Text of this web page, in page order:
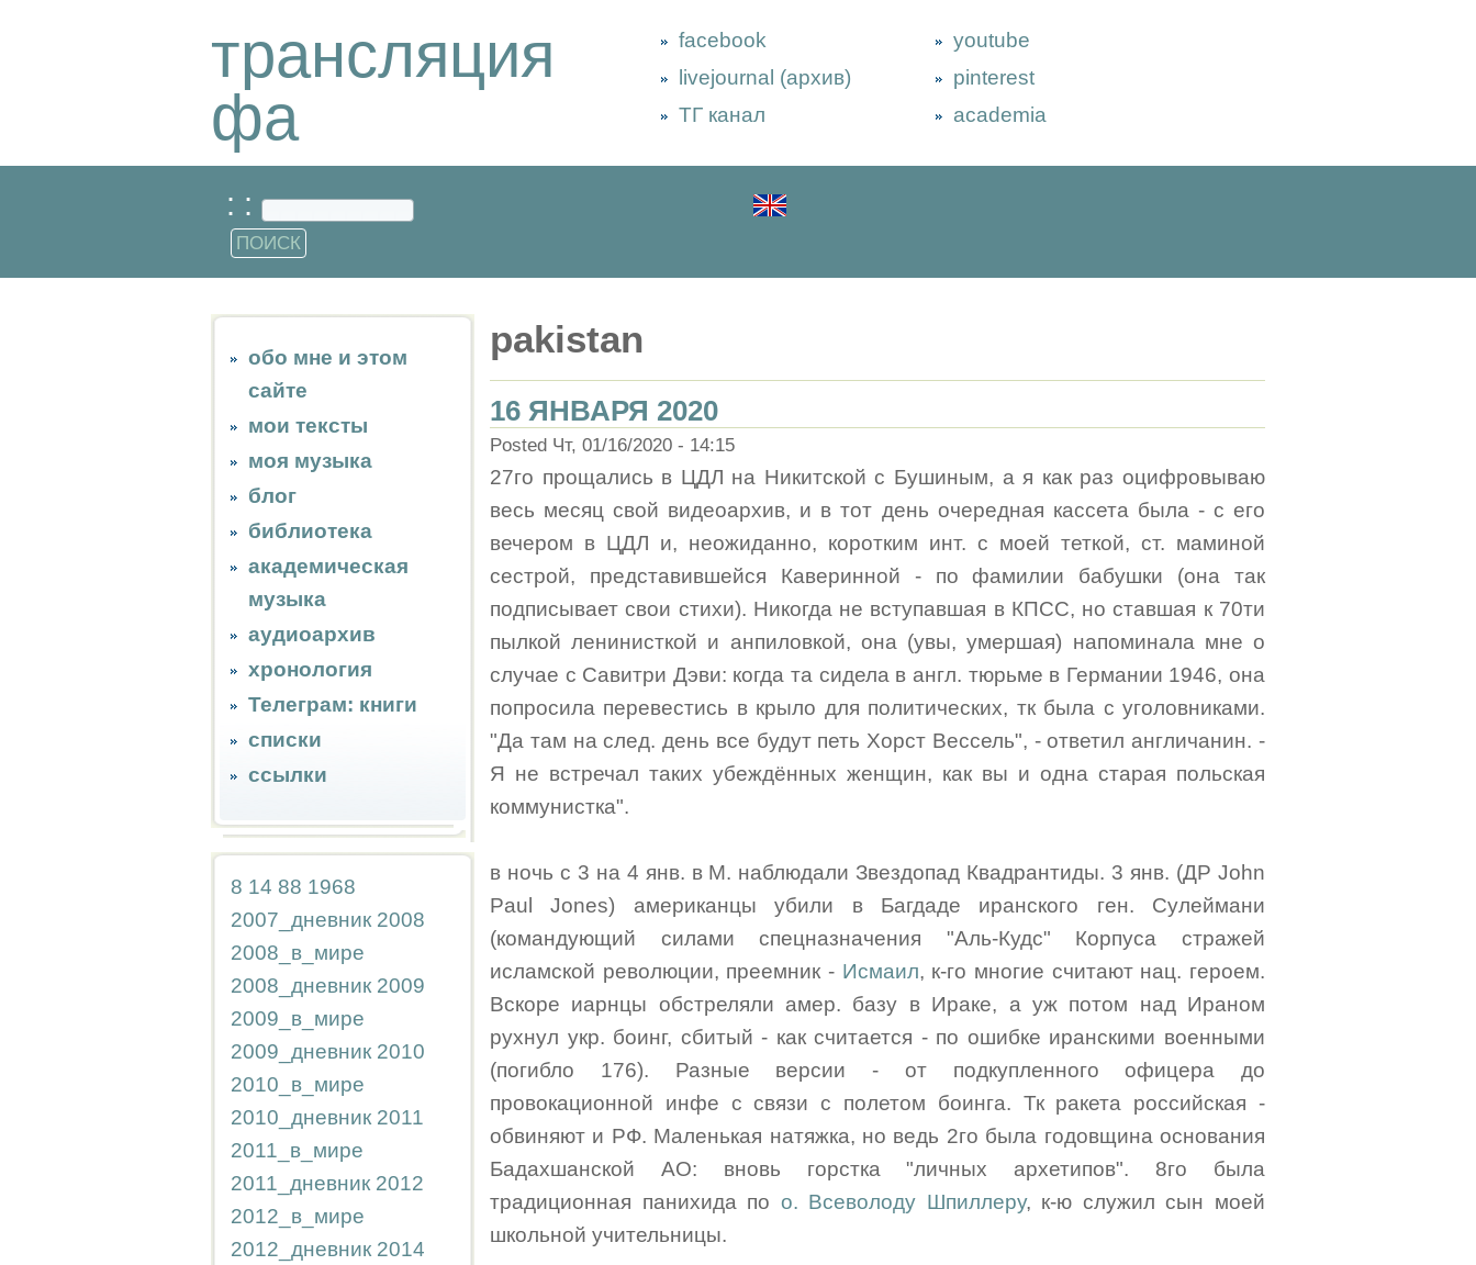
трансляция
фа
facebook
livejournal (архив)
ТГ канал
youtube
pinterest
academia
: :
обо мне и этом
сайте
мои тексты
моя музыка
блог
библиотека
академическая
музыка
аудиоархив
хронология
Телеграм: книги
списки
ссылки
8 14 88 1968
2007_дневник 2008
2008_в_мире
2008_дневник 2009
2009_в_мире
2009_дневник 2010
2010_в_мире
2010_дневник 2011
2011_в_мире
2011_дневник 2012
2012_в_мире
2012_дневник 2014
pakistan
16 ЯНВАРЯ 2020
Posted Чт, 01/16/2020 - 14:15
27го прощались в ЦДЛ на Никитской с Бушиным, а я как раз оцифровываю
весь месяц свой видеоархив, и в тот день очередная кассета была - с его
вечером в ЦДЛ и, неожиданно, коротким инт. с моей теткой, ст. маминой
сестрой, представившейся Каверинной - по фамилии бабушки (она так
подписывает свои стихи). Никогда не вступавшая в КПСС, но ставшая к 70ти
пылкой ленинисткой и анпиловкой, она (увы, умершая) напоминала мне о
случае с Савитри Дэви: когда та сидела в англ. тюрьме в Германии 1946, она
попросила перевестись в крыло для политических, тк была с уголовниками.
"Да там на след. день все будут петь Хорст Вессель", - ответил англичанин. -
Я не встречал таких убеждённых женщин, как вы и одна старая польская
коммунистка".
в ночь с 3 на 4 янв. в М. наблюдали Звездопад Квадрантиды. 3 янв. (ДР John
Paul Jones) американцы убили в Багдаде иранского ген. Сулеймани
(командующий силами спецназначения "Аль-Кудс" Корпуса стражей
исламской революции, преемник - Исмаил, к-го многие считают нац. героем.
Вскоре иарнцы обстреляли амер. базу в Ираке, а уж потом над Ираном
рухнул укр. боинг, сбитый - как считается - по ошибке иранскими военными
(погибло 176). Разные версии - от подкупленного офицера до
провокационной инфе с связи с полетом боинга. Тк ракета российская -
обвиняют и РФ. Маленькая натяжка, но ведь 2го была годовщина основания
Бадахшанской АО: вновь горстка "личных архетипов". 8го была
традиционная панихида по о. Всеволоду Шпиллеру, к-ю служил сын моей
школьной учительницы.